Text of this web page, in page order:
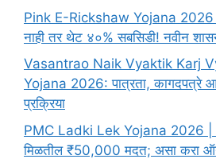
Pink E-Rickshaw Yojana 2026 :
नाही तर थेट ४०% सबसिडी! नवीन
Vasantrao Naik Vyaktik Karj
Yojana 2026: पात्रता, कागदपत्रे
प्रक्रिया
PMC Ladki Lek Yojana 2026 |
मिळतील ₹50,000 मदत; असा करा